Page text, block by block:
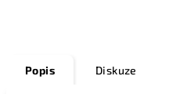
Popis Diskuze